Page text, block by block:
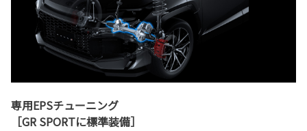
専用EPSチューニング
［GR SPORTに標準装備］